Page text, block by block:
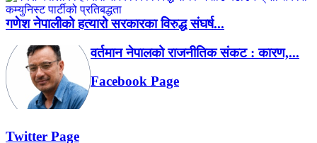
गणेश नेपालीको हत्यारो सरकारका विरुद्ध संघर्ष...
वर्तमान नेपालको राजनीतिक संकट : कारण,...
Facebook Page
Twitter Page